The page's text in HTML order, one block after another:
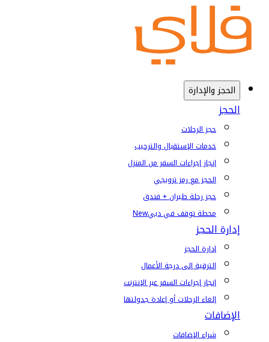
الحجز والإدارة
الحجز
حجز الرحلات
خدمات الإستقبال والترحيب
إنجاز إجراءات السفر من المنزل
الحجز مع رمز ترويجي
حجز رحلة طيران + فندق
محطة توقف في دبيNew
إدارة الحجز
إدارة الحجز
الترقية إلى درجة الأعمال
إنجاز إجراءات السفر عبر الإنترنت
إلغاء الرحلات أو إعادة جدولتها
الإضافات
شراء الإضافات